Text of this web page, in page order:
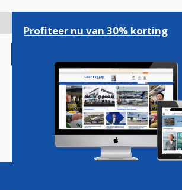
gaan
Magazine Podcasts
Profiteer nu van 30% korting